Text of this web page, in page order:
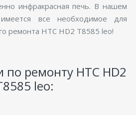
инфракрасная печь. В нашем
все необходимое для
ремонта HTC HD2 T8585 leo!
по ремонту HTC HD2
leo: